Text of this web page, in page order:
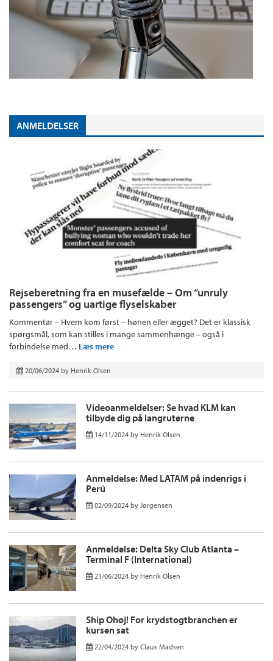
ANMELDELSER
Rejseberetning fra en musefælde – Om “unruly
passengers” og uartige flyselskaber
Kommentar – Hvem kom først – hønen eller ægget? Det er klassisk
spørgsmål, som kan stilles i mange sammenhænge – også i
forbindelse med… Læs mere
20/06/2024 by Henrik Olsen
Videoanmeldelser: Se hvad KLM kan
tilbyde dig på langruterne
14/11/2024 by Henrik Olsen
Anmeldelse: Med LATAM på indenrigs i
Perú
02/09/2024 by Jørgensen
Anmeldelse: Delta Sky Club Atlanta –
Terminal F (International)
21/06/2024 by Henrik Olsen
Ship Ohøj! For krydstogtbranchen er
kursen sat
22/04/2024 by Claus Madsen